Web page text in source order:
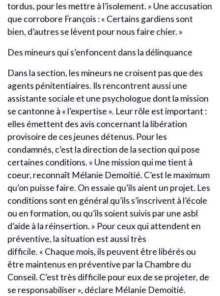
tordus, pour les mettre à l’isolement. » Une accusation
que corrobore François : « Certains gardiens sont
bien, d’autres se lèvent pour nous faire chier. »
Des mineurs qui s’enfoncent dans la délinquance
Dans la section, les mineurs ne croisent pas que des
agents pénitentiaires. Ils rencontrent aussi une
assistante sociale et une psychologue dont la mission
se cantonne à « l’expertise ». Leur rôle est important :
elles émettent des avis concernant la libération
provisoire de ces jeunes détenus. Pour les
condamnés, c’est la direction de la section qui pose
certaines conditions. « Une mission qui me tient à
coeur, reconnaît Mélanie Demoitié. C’est le maximum
qu’on puisse faire. On essaie qu’ils aient un projet. Les
conditions sont en général qu’ils s’inscrivent à l’école
ou en formation, ou qu’ils soient suivis par une asbl
d’aide à la réinsertion. » Pour ceux qui attendent en
préventive, la situation est aussi très
difficile. « Chaque mois, ils peuvent être libérés ou
être maintenus en préventive par la Chambre du
Conseil. C’est très difficile pour eux de se projeter, de
se responsabiliser », déclare Mélanie Demoitié.